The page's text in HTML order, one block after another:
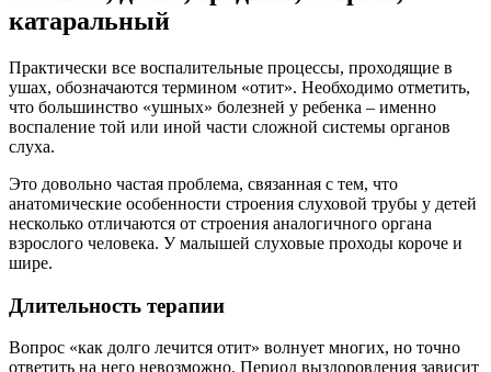
катаральный
Практически все воспалительные процессы, проходящие в
ушах, обозначаются термином «отит». Необходимо отметить,
что большинство «ушных» болезней у ребенка – именно
воспаление той или иной части сложной системы органов
слуха.
Это довольно частая проблема, связанная с тем, что
анатомические особенности строения слуховой трубы у детей
несколько отличаются от строения аналогичного органа
взрослого человека. У малышей слуховые проходы короче и
шире.
Длительность терапии
Вопрос «как долго лечится отит» волнует многих, но точно
ответить на него невозможно. Период выздоровления зависит